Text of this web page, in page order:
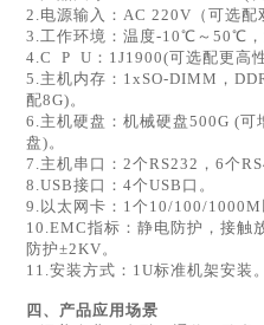
2.电源输入：AC 220V（可选配
3.工作环境：温度-10℃～50℃，
4.C P U：1J1900(可选配更高性
5.主机内存：1xSO-DIMM，
配8G)。
6.主机硬盘：机械硬盘500G (可
盘)。
7.主机串口：2个RS232，6个
8.USB接口：4个USB口。
9.以太网卡：1个10/100/1000M
10.EMC指标：静电防护，接触
防护±2KV。
11.安装方式：1U标准机架安装。
四、产品应用场景